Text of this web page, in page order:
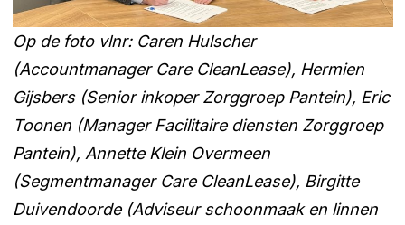
Op de foto vlnr: Caren Hulscher
(Accountmanager Care CleanLease), Hermien
Gijsbers (Senior inkoper Zorggroep Pantein), Eric
Toonen (Manager Facilitaire diensten Zorggroep
Pantein), Annette Klein Overmeen
(Segmentmanager Care CleanLease), Birgitte
Duivendoorde (Adviseur schoonmaak en linnen